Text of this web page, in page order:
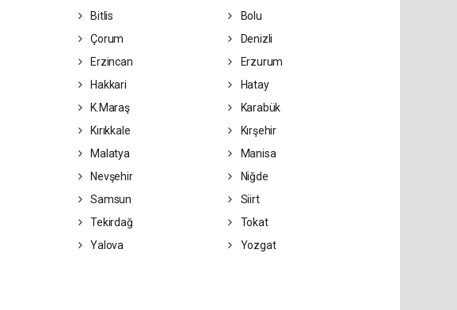
Bitlis
Bolu
Çorum
Denizli
Erzincan
Erzurum
Hakkari
Hatay
K.Maraş
Karabük
Kırıkkale
Kırşehir
Malatya
Manisa
Nevşehir
Niğde
Samsun
Siirt
Tekirdağ
Tokat
Yalova
Yozgat